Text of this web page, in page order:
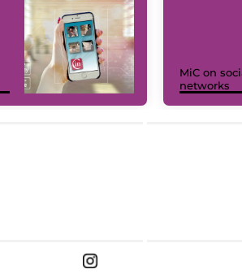
MiC on
networks